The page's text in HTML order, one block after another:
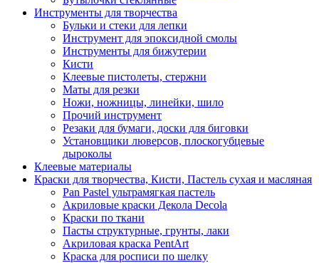
Инструменты для творчества
Бульки и стеки для лепки
Инструмент для эпоксидной смолы
Инструменты для бижутерии
Кисти
Клеевые пистолеты, стержни
Маты для резки
Ножи, ножницы, линейки, шило
Прочий инструмент
Резаки для бумаги, доски для биговки
Установщики люверсов, плоскогубцевые
дыроколы
Клеевые материалы
Краски для творчества, Кисти, Пастель сухая и масляная
Pan Pastel ультрамягкая пастель
Акриловые краски Декола Decola
Краски по ткани
Пасты структурные, грунты, лаки
Акриловая краска PentArt
Краска для росписи по шелку